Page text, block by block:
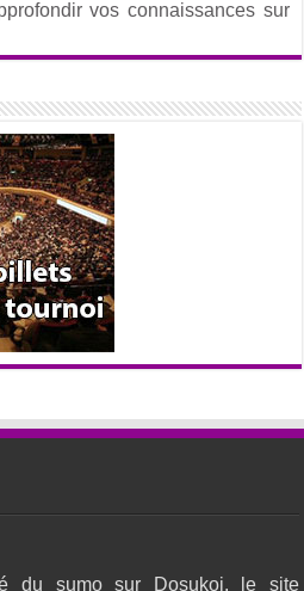
vos connaissances sur
du sumo sur Dosukoi, le site